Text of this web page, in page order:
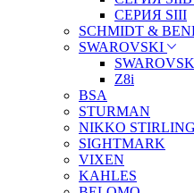
СЕРИЯ SIII
SCHMIDT &
SWAROVSKI
Z8i
BSA
STURMAN
NIKKO STIRLING
SIGHTMARK
VIXEN
KAHLES